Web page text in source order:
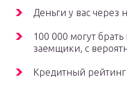
Деньги у вас через
100 000 могут
заемщики, с
Кредитный